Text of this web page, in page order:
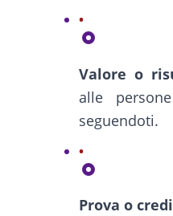
Valore o
alle
seguendoti.
Prova o